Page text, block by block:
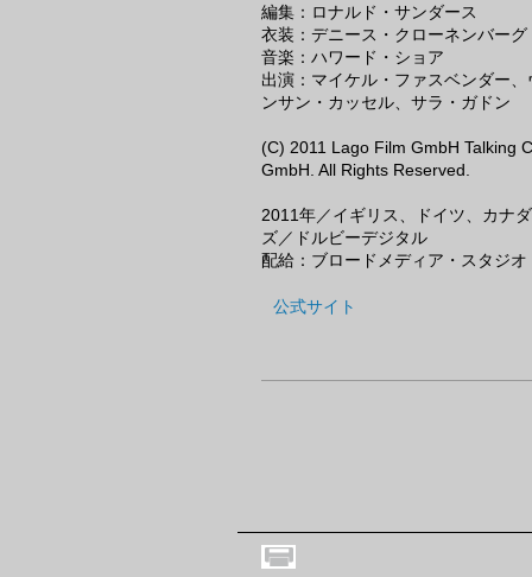
編集：ロナルド・サンダース
衣装：デニース・クローネンバーグ
音楽：ハワード・ショア
出演：マイケル・ファスベンダー
ンサン・カッセル、サラ・ガドン
(C) 2011 Lago Film GmbH Talking
GmbH. All Rights Reserved.
2011年／イギリス、ドイツ、カナ
ズ／ドルビーデジタル
配給：ブロードメディア・スタジオ
公式サイト